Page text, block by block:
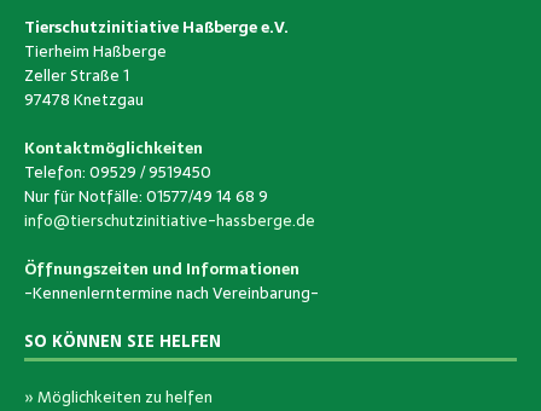
Tierschutzinitiative Haßberge e.V.
Tierheim Haßberge
Zeller Straße 1
97478 Knetzgau
Kontaktmöglichkeiten
Telefon: 09529 / 9519450
Nur für Notfälle: 01577/49 14 68 9
info@tierschutzinitiative-hassberge.de
Öffnungszeiten und Informationen
-Kennenlerntermine nach Vereinbarung-
SO KÖNNEN SIE HELFEN
» Möglichkeiten zu helfen